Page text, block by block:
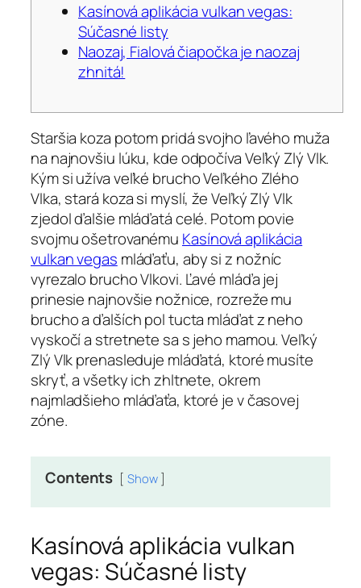
Kasínová aplikácia vulkan vegas:
Súčasné listy
Naozaj, Fialová čiapočka je naozaj
zhnitá!
Staršia koza potom pridá svojho ľavého muža
na najnovšiu lúku, kde odpočíva Veľký Zlý Vlk.
Kým si užíva veľké brucho Veľkého Zlého
Vlka, stará koza si myslí, že Veľký Zlý Vlk
zjedol ďalšie mláďatá celé. Potom povie
svojmu ošetrovanému Kasínová aplikácia
vulkan vegas mláďaťu, aby si z nožníc
vyrezalo brucho Vlkovi. Ľavé mláďa jej
prinesie najnovšie nožnice, rozreže mu
brucho a ďalších pol tucta mláďat z neho
vyskočí a stretnete sa s jeho mamou.Veľký
Zlý Vlk prenasleduje mláďatá, ktoré musíte
skryť, a všetky ich zhltnete, okrem
najmladšieho mláďaťa, ktoré je v časovej
zóne.
Contents Show
Kasínová aplikácia vulkan
vegas: Súčasné listy